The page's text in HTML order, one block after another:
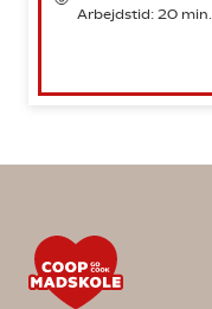
Arbejdstid: 20 min.